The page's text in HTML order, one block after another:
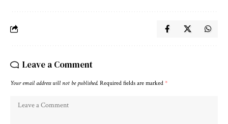
Leave a Comment
Your email address will not be published. Required fields are marked *